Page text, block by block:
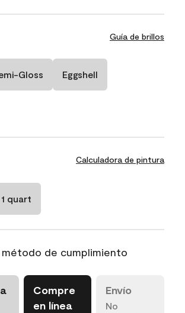
Guía de brillos
Gloss Eggshell
Calculadora de pintura
1 quart
de cumplimiento
Compre
en línea
Envío
No